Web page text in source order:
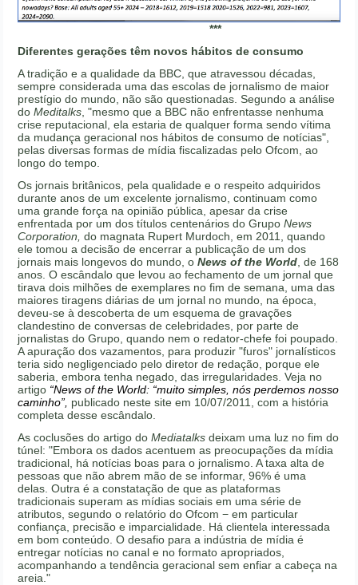
***
Diferentes gerações têm novos hábitos de consumo
A tradição e a qualidade da BBC, que atravessou décadas,
sempre considerada uma das escolas de jornalismo de maior
prestígio do mundo, não são questionadas. Segundo a análise
doMeditalks , "mesmo que a BBC não enfrentasse nenhuma
crise reputacional, ela estaria de qualquer forma sendo vítima
da mudança geracional nos hábitos de consumo de notícias",
pelas diversas formas de mídia fiscalizadas pelo Ofcom, ao
longo do tempo.
Os jornais britânicos, pela qualidade e o respeito adquiridos
durante anos de um excelente jornalismo, continuam como
uma grande força na opinião pública, apesar da crise
enfrentada por um dos títulos centenários do GrupoNews
Corporation, do magnata Rupert Murdoch, em 2011, quando
ele tomou a decisão de encerrar a publicação de um dos
jornais mais longevos do mundo, oNews of the World , de 168
anos. O escândalo que levou ao fechamento de um jornal que
tirava dois milhões de exemplares no fim de semana, uma das
maiores tiragens diárias de um jornal no mundo, na época,
deveu-se à descoberta de um esquema de gravações
clandestino de conversas de celebridades, por parte de
jornalistas do Grupo, quando nem o redator-chefe foi poupado.
A apuração dos vazamentos, para produzir "furos" jornalísticos
teria sido negligenciado pelo diretor de redação, porque ele
saberia, embora tenha negado, das irregularidades. Veja no
artigo “News of the World: “muito simples, nós perdemos nosso
caminho”, publicado neste site em 10/07/2011, com a história
completa desse escândalo.
As coclusões do artigo doMediatalks deixam uma luz no fim do
túnel: "Embora os dados acentuem as preocupações da mídia
tradicional, há notícias boas para o jornalismo. A taxa alta de
pessoas que não abrem mão de se informar, 96% é uma
delas. Outra é a constatação de que as plataformas
tradicionais superam as mídias sociais em uma série de
atributos, segundo o relatório do Ofcom − em particular
confiança, precisão e imparcialidade. Há clientela interessada
em bom conteúdo. O desafio para a indústria de mídia é
entregar notícias no canal e no formato apropriados,
acompanhando a tendência geracional sem enfiar a cabeça na
areia."